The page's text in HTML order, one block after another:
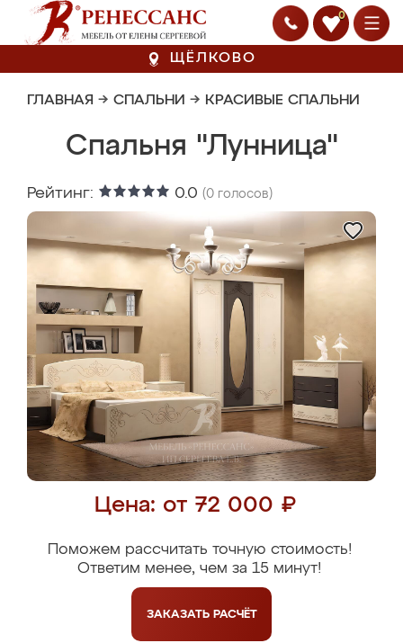
0
ЩЁЛКОВО
ГЛАВНАЯ → СПАЛЬНИ → КРАСИВЫЕ СПАЛЬНИ
Спальня "Лунница"
Рейтинг: 0.0 (0 голосов)
Цена: от 72 000 ₽
Поможем рассчитать точную стоимость!
Ответим менее, чем за 15 минут!
ЗАКАЗАТЬ РАСЧЁТ